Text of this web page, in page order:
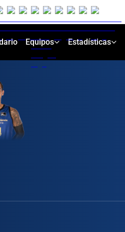
Equipos Estadísticas